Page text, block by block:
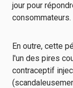
jour pour
consommateurs.
En outre, cette
l'un des pires
contraceptif